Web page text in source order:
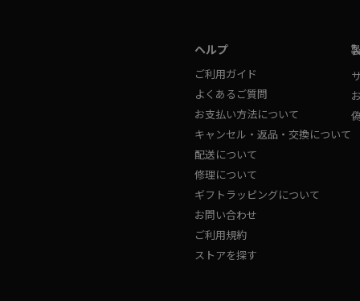
ヘルプ
ご利用ガイド
よくあるご質問
お支払い方法について
キャンセル・返品・交換について
配送について
修理について
ギフトラッピングについて
お問い合わせ
ご利用規約
ストアを探す